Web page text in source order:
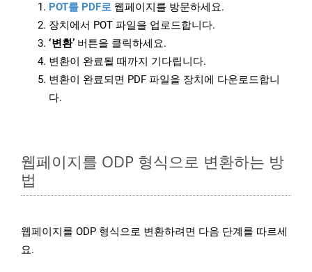
POT를 PDF로 웹페이지를 방문하세요.
장치에서 POT 파일을 업로드합니다.
‘변환’ 버튼을 클릭하세요.
변환이 완료될 때까지 기다립니다.
변환이 완료되면 PDF 파일을 장치에 다운로드합니
다.
웹페이지를 ODP 형식으로 변환하는 방
법
웹페이지를 ODP 형식으로 변환하려면 다음 단계를 따르세
요.